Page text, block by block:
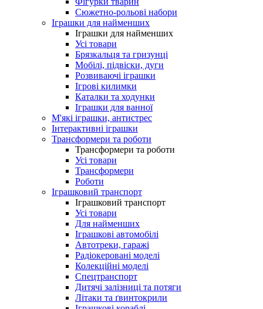
Сюжетно-рольові набори
Іграшки для найменших
Іграшки для найменших
Усі товари
Брязкальця та гризунці
Мобілі, підвіски, дуги
Розвиваючі іграшки
Ігрові килимки
Каталки та ходунки
Іграшки для ванної
М'які іграшки, антистрес
Інтерактивні іграшки
Трансформери та роботи
Трансформери та роботи
Усі товари
Трансформери
Роботи
Іграшковий транспорт
Іграшковий транспорт
Усі товари
Для найменших
Іграшкові автомобілі
Автотреки, гаражі
Радіокеровані моделі
Колекційні моделі
Спецтранспорт
Дитячі залізниці та потяги
Літаки та ґвинтокрили